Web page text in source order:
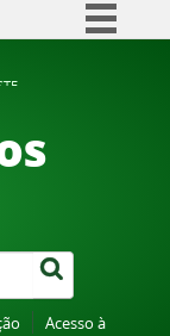
informação
Acesso à